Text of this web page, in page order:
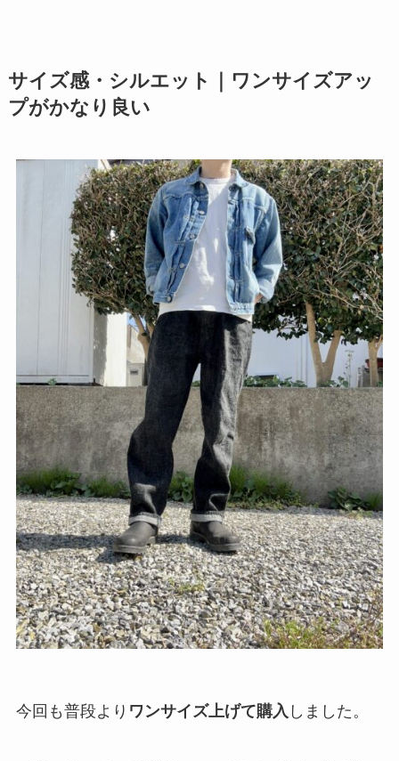
サイズ感・シルエット｜ワンサイズアッ
プがかなり良い
今回も普段より ワンサイズ上げて購入 しました。